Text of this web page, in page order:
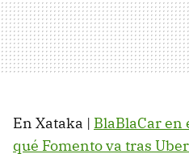
En Xataka | BlaBlaCar
qué Fomento va tras